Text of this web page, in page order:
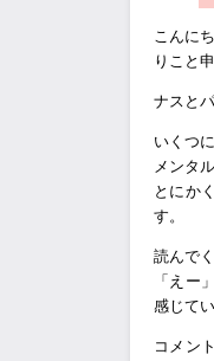
こんにち
りこと
ナスと
いくつ
メンタ
とにか
す。
読んで
「えー
感じて
コメン